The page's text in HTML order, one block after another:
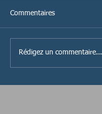
Commentaires
Rédigez un commentaire...